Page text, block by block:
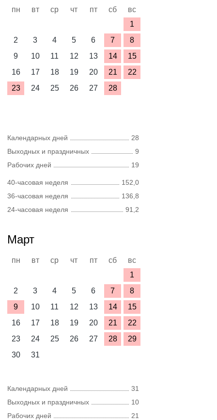
пн вт ср чт пт сб
вс
1
2
3 4 5 6 7
8
9
10 11 12 13 14
15
16
17 18 19 20 21
22
23
24 25 26 27 28
Календарных дней
28
Выходных и праздничных
9
Рабочих дней
19
40-часовая неделя
152,0
36-часовая неделя
136,8
24-часовая неделя
91,2
Март
пн вт ср чт пт сб
вс
1
2
3 4 5 6 7
8
9
10 11 12 13 14
15
16
17 18 19 20 21
22
23
24 25 26 27 28
29
30
31
Календарных дней
31
Выходных и праздничных
10
Рабочих дней
21